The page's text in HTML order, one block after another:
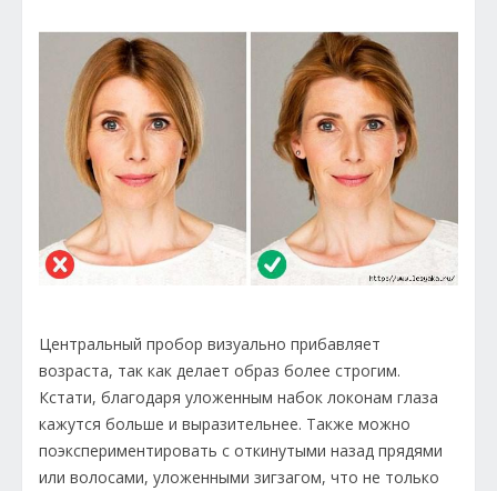
Центральный пробор визуально прибавляет
возраста, так как делает образ более строгим.
Кстати, благодаря уложенным набок локонам глаза
кажутся больше и выразительнее. Также можно
поэкспериментировать с откинутыми назад прядями
или волосами, уложенными зигзагом, что не только